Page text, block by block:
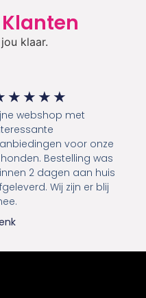
klaar.
★ ★ ★ ★
webshop met
voor onze
Bestelling was
2 dagen aan huis
Wij zijn er blij